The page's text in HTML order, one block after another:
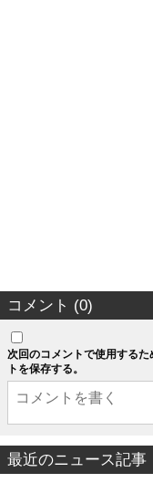
コメント (0)
次回のコメントで使用する
トを保存する。
最近のニュース記事